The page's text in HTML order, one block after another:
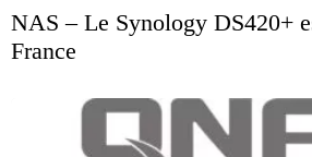
NAS – Le Synology DS420+
France